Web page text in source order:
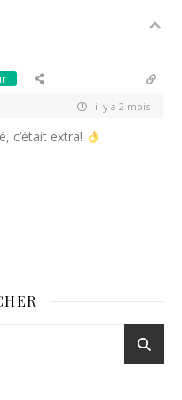
il y a 2 mois
c’était extra!